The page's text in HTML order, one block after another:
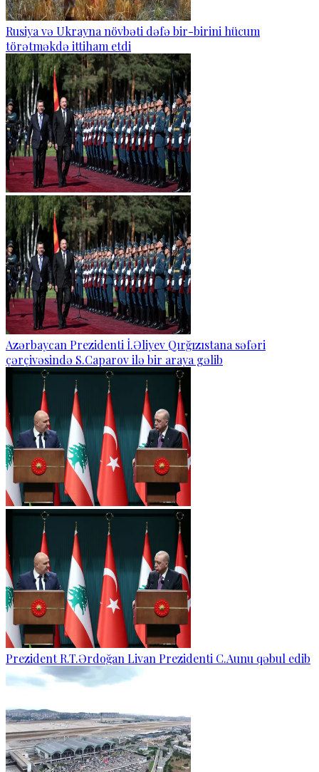
Rusiya və Ukrayna növbəti dəfə bir-birini hücum
törətməkdə ittiham etdi
Azərbaycan Prezidenti İ.Əliyev Qırğızıstana səfəri
çərçivəsində S.Caparov ilə bir araya gəlib
Prezident R.T.Ərdoğan Livan Prezidenti C.Aunu qəbul edib